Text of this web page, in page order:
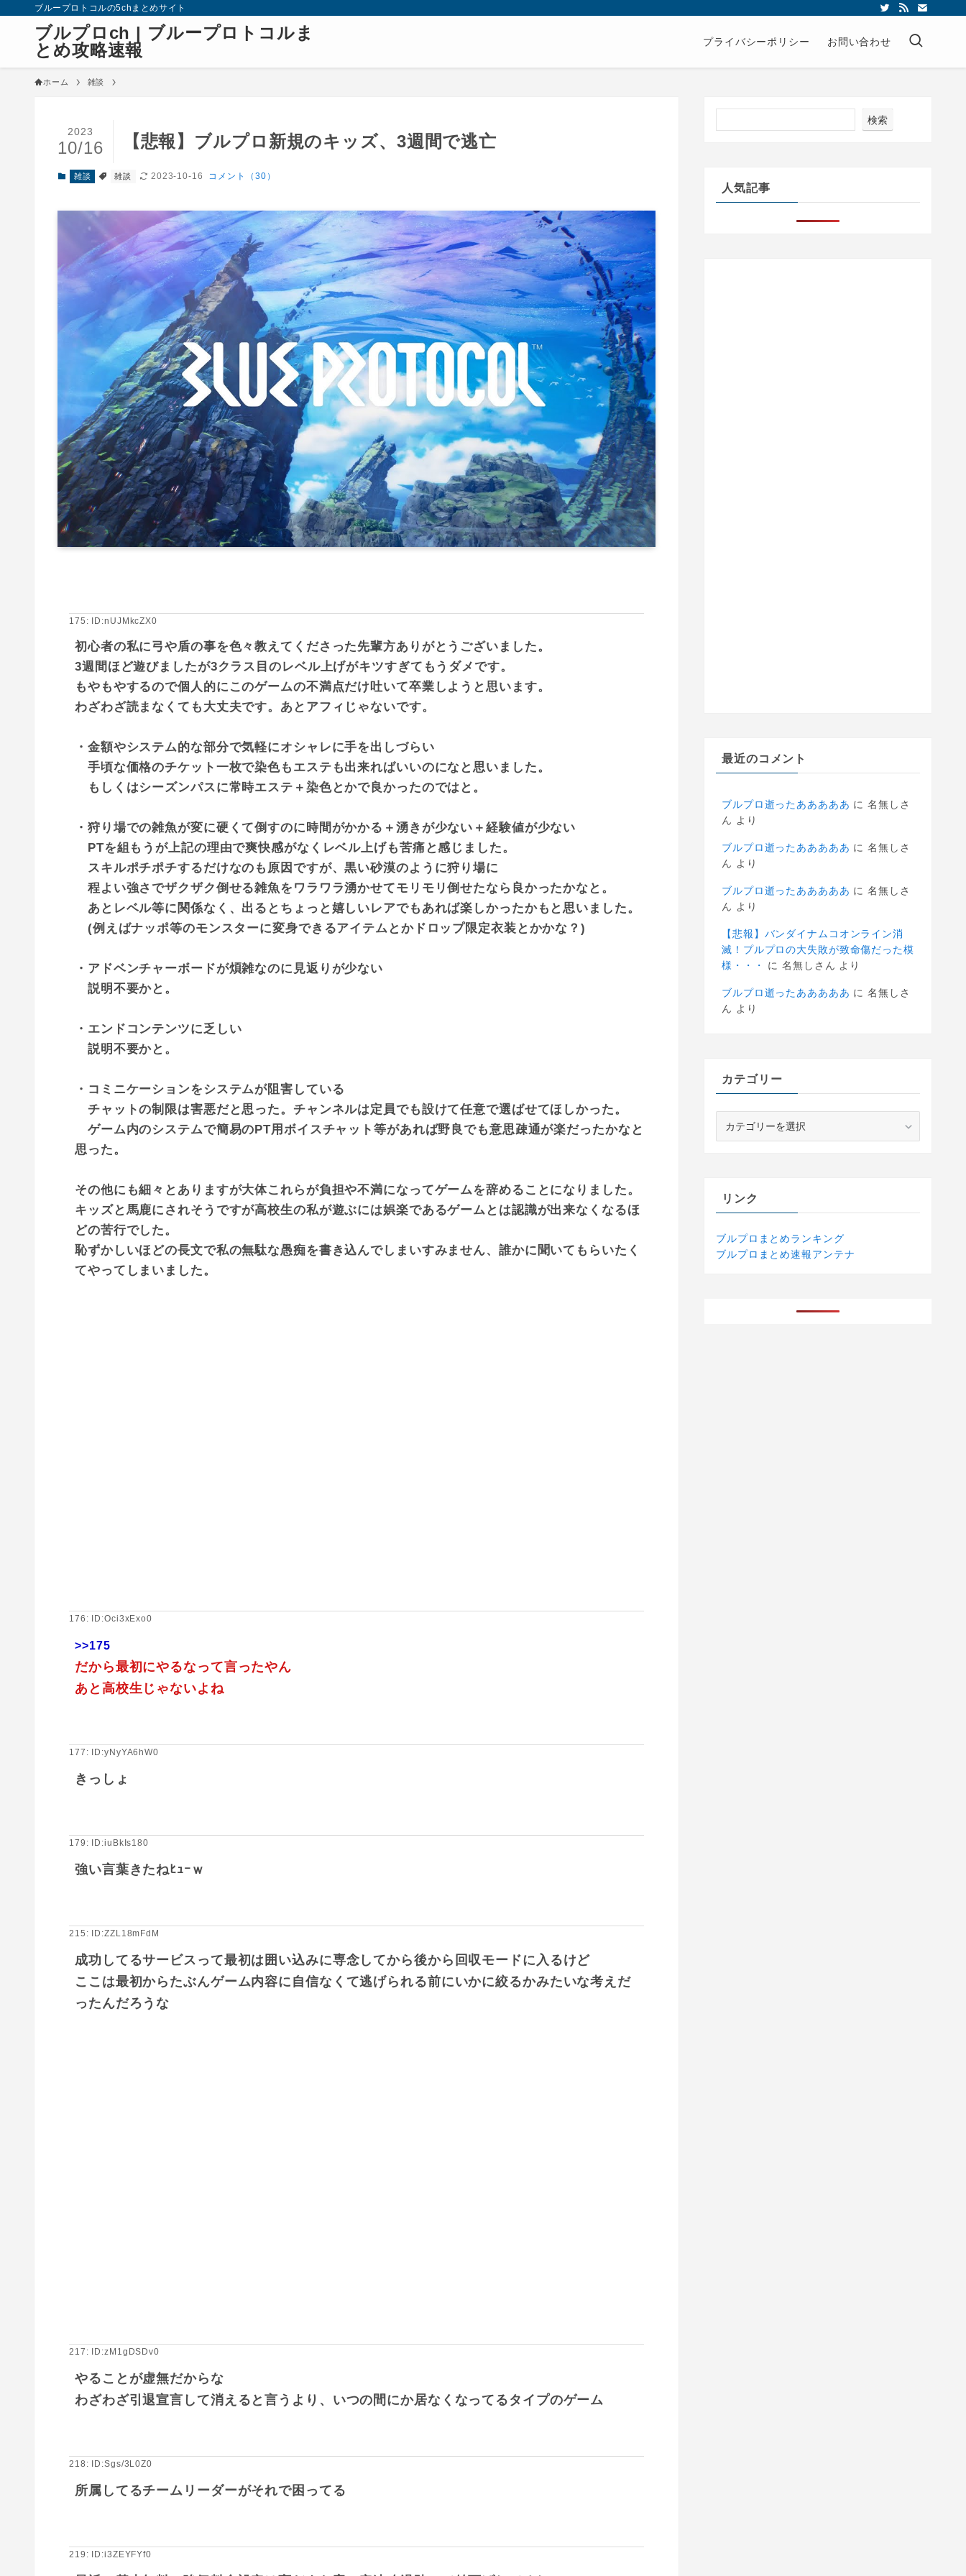
ブループロトコルの5chまとめサイト
ブルプロch | ブループロトコルま
とめ攻略速報
プライバシーポリシー お問い合わせ
ホーム 雑談
【悲報】ブルプロ新規のキッズ、3週間で逃亡
2023
10/16
雑談 雑談 2023-10-16 コメント（30）
175: ID:nUJMkcZX0
初心者の私に弓や盾の事を色々教えてくださった先輩方ありがとうございました。
3週間ほど遊びましたが3クラス目のレベル上げがキツすぎてもうダメです。
もやもやするので個人的にこのゲームの不満点だけ吐いて卒業しようと思います。
わざわざ読まなくても大丈夫です。あとアフィじゃないです。
・金額やシステム的な部分で気軽にオシャレに手を出しづらい
手頃な価格のチケット一枚で染色もエステも出来ればいいのになと思いました。
もしくはシーズンパスに常時エステ＋染色とかで良かったのではと。
・狩り場での雑魚が変に硬くて倒すのに時間がかかる＋湧きが少ない＋経験値が少ない
PTを組もうが上記の理由で爽快感がなくレベル上げも苦痛と感じました。
スキルポチポチするだけなのも原因ですが、黒い砂漠のように狩り場に
程よい強さでザクザク倒せる雑魚をワラワラ湧かせてモリモリ倒せたなら良かったかなと。
あとレベル等に関係なく、出るとちょっと嬉しいレアでもあれば楽しかったかもと思いました。
(例えばナッポ等のモンスターに変身できるアイテムとかドロップ限定衣装とかかな？)
・アドベンチャーボードが煩雑なのに見返りが少ない
説明不要かと。
・エンドコンテンツに乏しい
説明不要かと。
・コミニケーションをシステムが阻害している
チャットの制限は害悪だと思った。チャンネルは定員でも設けて任意で選ばせてほしかった。
ゲーム内のシステムで簡易のPT用ボイスチャット等があれば野良でも意思疎通が楽だったかなと
思った。
その他にも細々とありますが大体これらが負担や不満になってゲームを辞めることになりました。
キッズと馬鹿にされそうですが高校生の私が遊ぶには娯楽であるゲームとは認識が出来なくなるほ
どの苦行でした。
恥ずかしいほどの長文で私の無駄な愚痴を書き込んでしまいすみません、誰かに聞いてもらいたく
てやってしまいました。
176: ID:Oci3xExo0
>>175
だから最初にやるなって言ったやん
あと高校生じゃないよね
177: ID:yNyYA6hW0
きっしょ
179: ID:iuBkIs180
強い言葉きたねﾋｭｰｗ
215: ID:ZZL18mFdM
成功してるサービスって最初は囲い込みに専念してから後から回収モードに入るけど
ここは最初からたぶんゲーム内容に自信なくて逃げられる前にいかに絞るかみたいな考えだ
ったんだろうな
217: ID:zM1gDSDv0
やることが虚無だからな
わざわざ引退宣言して消えると言うより、いつの間にか居なくなってるタイプのゲーム
218: ID:Sgs/3L0Z0
所属してるチームリーダーがそれで困ってる
219: ID:i3ZEYFYf0
検索
人気記事
最近のコメント
ブルプロ逝ったあああああ に名無しさ
ん より
ブルプロ逝ったあああああ に名無しさ
ん より
ブルプロ逝ったあああああ に名無しさ
ん より
【悲報】バンダイナムコオンライン消
滅！プルプロの大失敗が致命傷だった模
様・・・
に名無しさん より
ブルプロ逝ったあああああ に名無しさ
ん より
カテゴリー
リンク
ブルプロまとめランキング
ブルプロまとめ速報アンテナ